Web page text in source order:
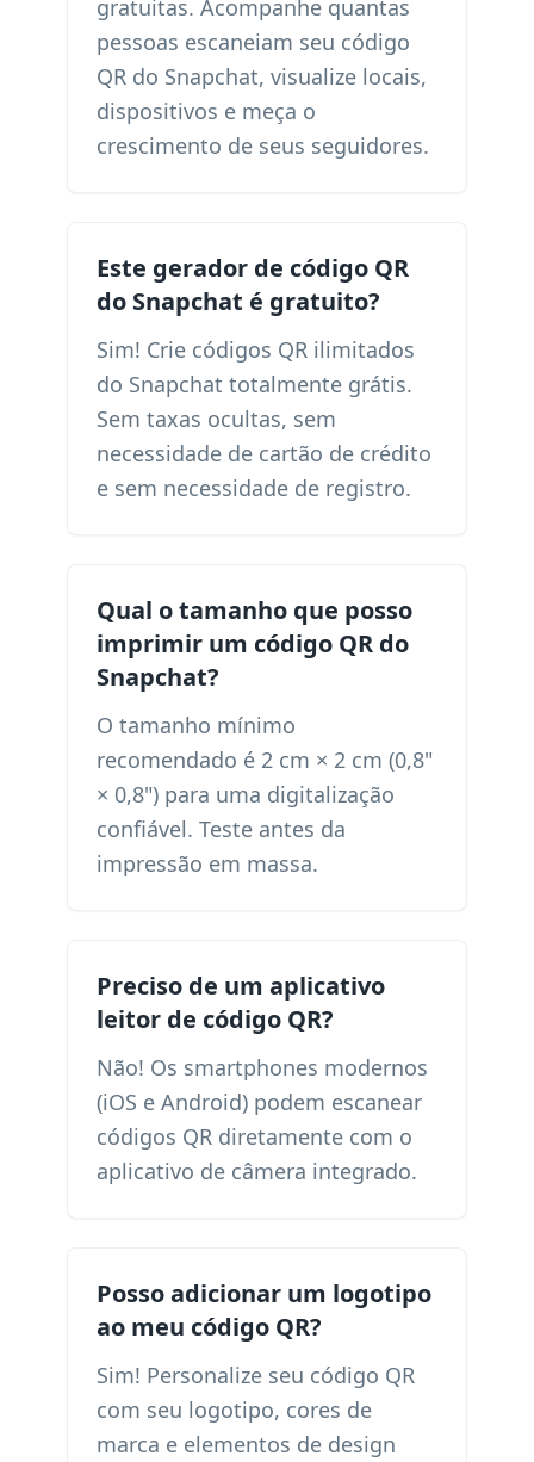
gratuitas. Acompanhe quantas
pessoas escaneiam seu código
QR do Snapchat, visualize locais,
dispositivos e meça o
crescimento de seus seguidores.
Este gerador de código QR
do Snapchat é gratuito?
Sim! Crie códigos QR ilimitados
do Snapchat totalmente grátis.
Sem taxas ocultas, sem
necessidade de cartão de crédito
e sem necessidade de registro.
Qual o tamanho que posso
imprimir um código QR do
Snapchat?
O tamanho mínimo
recomendado é 2 cm × 2 cm (0,8"
× 0,8") para uma digitalização
confiável. Teste antes da
impressão em massa.
Preciso de um aplicativo
leitor de código QR?
Não! Os smartphones modernos
(iOS e Android) podem escanear
códigos QR diretamente com o
aplicativo de câmera integrado.
Posso adicionar um logotipo
ao meu código QR?
Sim! Personalize seu código QR
com seu logotipo, cores de
marca e elementos de design